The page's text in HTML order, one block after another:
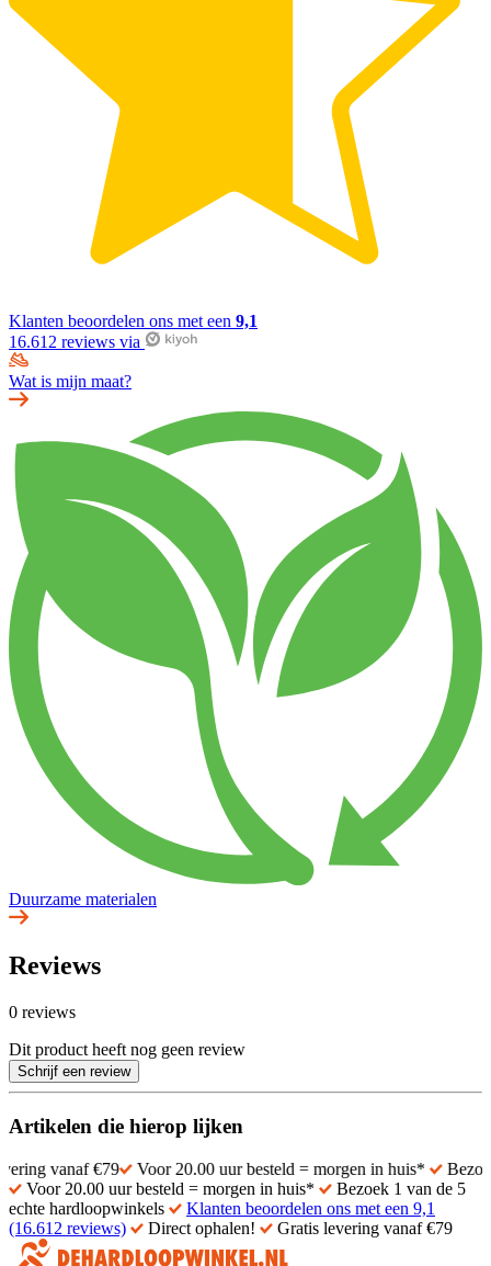
Klanten beoordelen ons met een 9,1
16.612 reviews via
Wat is mijn maat?
Duurzame materialen
Reviews
0 reviews
Dit product heeft nog geen review
Schrijf een review
Artikelen die hierop lijken
€79 Voor 20.00 uur besteld = morgen in huis*
Bezoek 1 van
Voor 20.00 uur besteld = morgen in huis*
Bezoek 1 van de 5
echte hardloopwinkels
Klanten beoordelen ons met een 9,1
(16.612 reviews)
Direct ophalen! Gratis levering vanaf €79